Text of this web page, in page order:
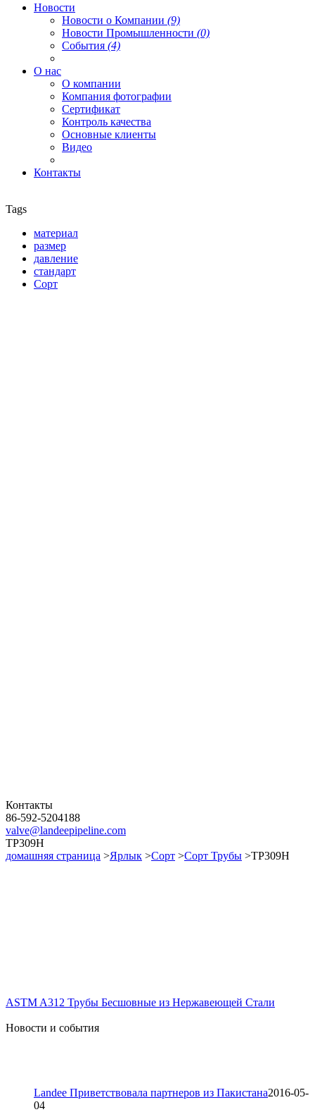
Новости
Новости о Компании (9)
Новости Промышленности (0)
События (4)
О нас
О компании
Компания фотографии
Сертификат
Контроль качества
Основные клиенты
Видео
Контакты
Tags
материал
размер
давление
стандарт
Сорт
Контакты
86-592-5204188
valve@landeepipeline.com
TP309H
домашняя страница >Ярлык >Сорт >Сорт Трубы >TP309H
ASTM A312 Трубы Бесшовные из Нержавеющей Стали
Новости и события
Landee Приветствовала партнеров из Пакистана2016-05-
04